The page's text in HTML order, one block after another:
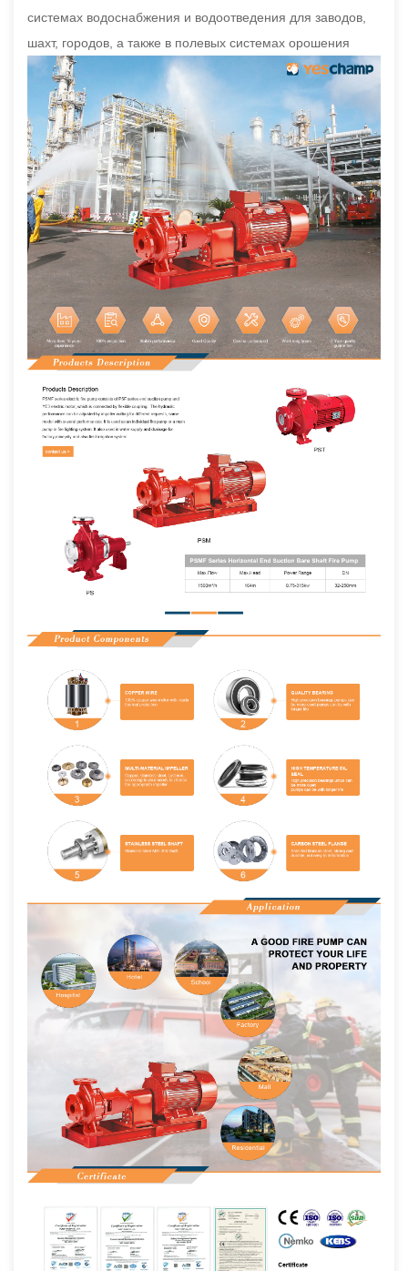
системах водоснабжения и водоотведения для заводов,
шахт, городов, а также в полевых системах орошения